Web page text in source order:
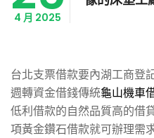
4 月 2025
台北支票借款要內湖工商登
週轉資金借錢傳統龜山機車
低利借款的自然品質高的借
項黃金鑽石借款就可辦理需